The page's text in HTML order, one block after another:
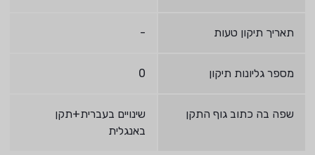
תאריך תיקון טעות -
מספר גליונות תיקון 0
שפה בה כתוב גוף התקן
שינויים בעברית+תקן
באנגלית